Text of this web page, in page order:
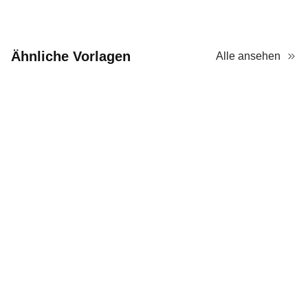
Ähnliche Vorlagen Alle ansehen